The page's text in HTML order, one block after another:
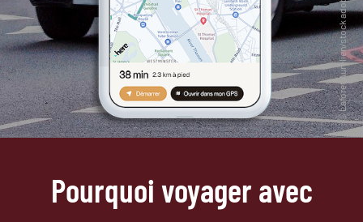
Pourquoi voyager avec